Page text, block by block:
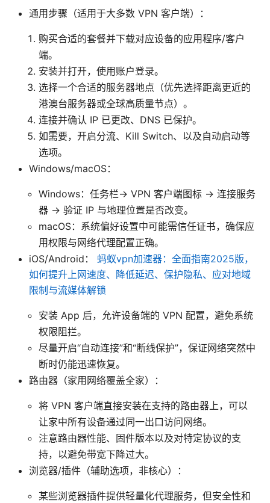
通用步骤（适用于大多数 VPN 客户端）：
购买合适的套餐并下载对应设备的应用程序/客户
端。
安装并打开，使用账户登录。
选择一个合适的服务器地点（优先选择距离更近的
港澳台服务器或全球高质量节点）。
连接并确认 IP 已更改、DNS 已保护。
如需要，开启分流、Kill Switch、以及自动启动等
选项。
Windows/macOS：
Windows：任务栏-> VPN 客户端图标 -> 连接服务
器 -> 验证 IP 与地理位置是否改变。
macOS：系统偏好设置中可能需信任证书，确保应
用权限与网络代理配置正确。
iOS/Android： 蚂蚁vpn加速器：全面指南2025版，
如何提升上网速度、降低延迟、保护隐私、应对地域
限制与流媒体解锁
安装 App 后，允许设备端的 VPN 配置，避免系统
权限阻拦。
尽量开启“自动连接”和“断线保护”，保证网络突然中
断时仍能迅速恢复。
路由器（家用网络覆盖全家）：
将 VPN 客户端直接安装在支持的路由器上，可以
让家中所有设备通过同一出口访问网络。
注意路由器性能、固件版本以及对特定协议的支
持，以避免带宽下降过大。
浏览器/插件（辅助选项，非核心）：
某些浏览器插件提供轻量化代理服务，但安全性和